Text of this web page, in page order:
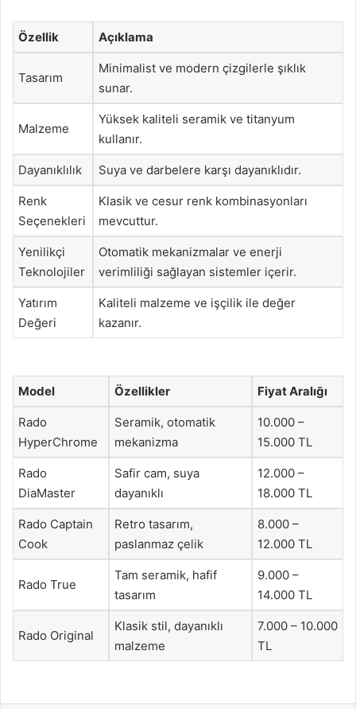
Özellik Açıklama
Tasarım
Minimalist ve modern çizgilerle şıklık
sunar.
Malzeme
Yüksek kaliteli seramik ve titanyum
kullanır.
Dayanıklılık Suya ve darbelere karşı dayanıklıdır.
Renk
Seçenekleri
Klasik ve cesur renk kombinasyonları
mevcuttur.
Yenilikçi
Teknolojiler
Otomatik mekanizmalar ve enerji
verimliliği sağlayan sistemler içerir.
Yatırım
Değeri
Kaliteli malzeme ve işçilik ile değer
kazanır.
Model Özellikler Fiyat Aralığı
Rado
HyperChrome
Seramik, otomatik
mekanizma
10.000 –
15.000 TL
Rado
DiaMaster
Safir cam, suya
dayanıklı
12.000 –
18.000 TL
Rado Captain
Cook
Retro tasarım,
paslanmaz çelik
8.000 –
12.000 TL
Rado True
Tam seramik, hafif
tasarım
9.000 –
14.000 TL
Rado Original
Klasik stil, dayanıklı
malzeme
7.000 – 10.000
TL